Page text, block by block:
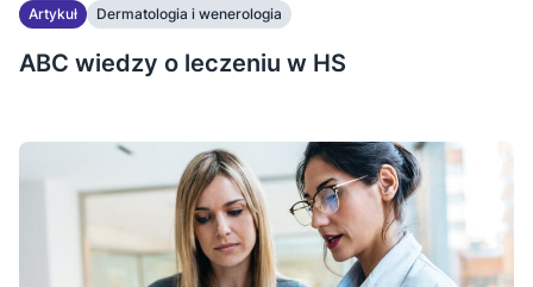
Artykuł Dermatologia i wenerologia
ABC wiedzy o leczeniu w HS